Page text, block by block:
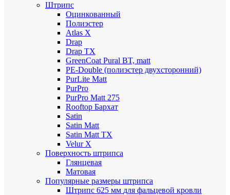
Штрипс
Оцинкованный
Полиэстер
Atlas X
Drap
Drap TX
GreenCoat Pural BT, matt
PE-Double (полиэстер двухсторонний)
PurLite Мatt
PurPro
PurPro Matt 275
Rooftop Бархат
Satin
Satin Мatt
Satin Matt TX
Velur X
Поверхность штрипса
Глянцевая
Матовая
Популярные размеры штрипса
Штрипс 625 мм для фальцевой кровли